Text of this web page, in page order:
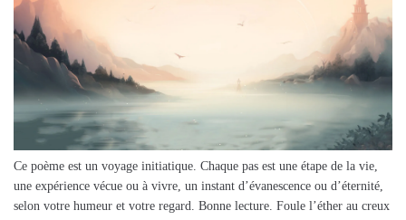
Ce poème est un voyage initiatique. Chaque pas est une étape de la vie,
une expérience vécue ou à vivre, un instant d’évanescence ou d’éternité,
selon votre humeur et votre regard. Bonne lecture. Foule l’éther au creux